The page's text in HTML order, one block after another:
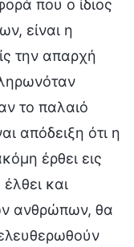
που ο ίδιος
είναι η
την απαρχή
το παλαιό
απόδειξη ότι η
έρθει εις
και
ανθρώπων, θα